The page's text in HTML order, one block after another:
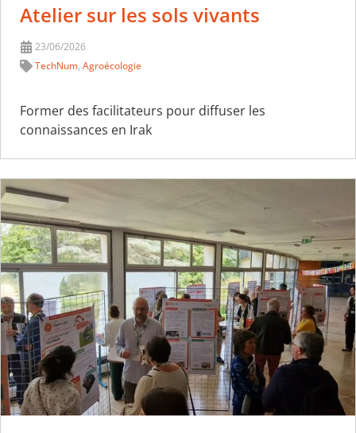
Atelier sur les sols vivants
23/06/2026
TechNum,Agroécologie
Former des facilitateurs pour diffuser les
connaissances en Irak